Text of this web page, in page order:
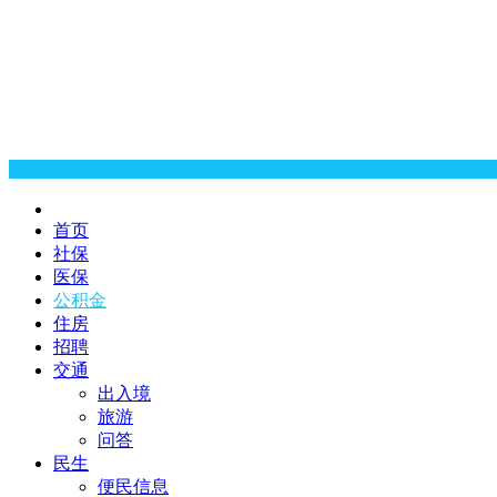
首页
社保
医保
公积金
住房
招聘
交通
出入境
旅游
问答
民生
便民信息